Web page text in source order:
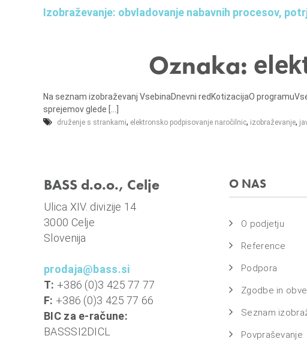
o
C
e
l
e
m
a
m
a
o
Izobraževanje: obvladovanje nabavnih procesov,
Oznaka:
Na seznam izobraževanj VsebinaDnevni redKotizacijaO
sprejemov glede [...]
druženje s strankami, elektronsko podpisovanje naročilnic, izobraževanje,
BASS d.o.o., Celje
Ulica XIV. divizije 14
3000 Celje
Slovenija
prodaja@bass.si
T: +386 (0)3 425 77 77
F: +386 (0)3 425 77 66
BIC za e-račune:
BASSSI2DICL
O NAS
O podjetju
Reference
Podpora
Zgodbe in
Seznam
Povpraševanje